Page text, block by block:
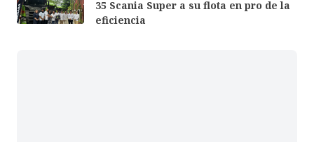
35 Scania Super a su flota en pro de la
eficiencia